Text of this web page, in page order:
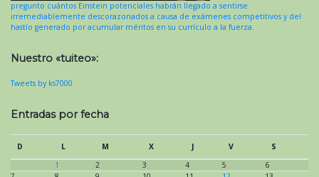
pregunto cuántos Einstein potenciales habrán llegado a sentirse
irremediablemente descorazonados a causa de exámenes competitivos y del
hastío generado por acumular méritos en su currículo a la fuerza.
Nuestro «tuiteo»:
Tweets by ks7000
Entradas por fecha
D L M X J V
S
1
2 3 4 5
6